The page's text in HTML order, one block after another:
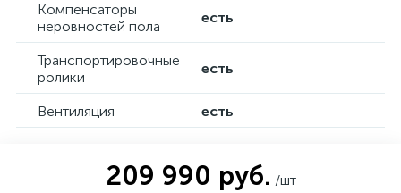
Компенсаторы
неровностей пола
есть
Транспортировочные
ролики
есть
Вентиляция есть
209 990 руб. /шт